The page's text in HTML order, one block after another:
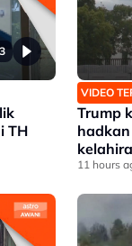
TH
VIDEO
Trump
11 hours